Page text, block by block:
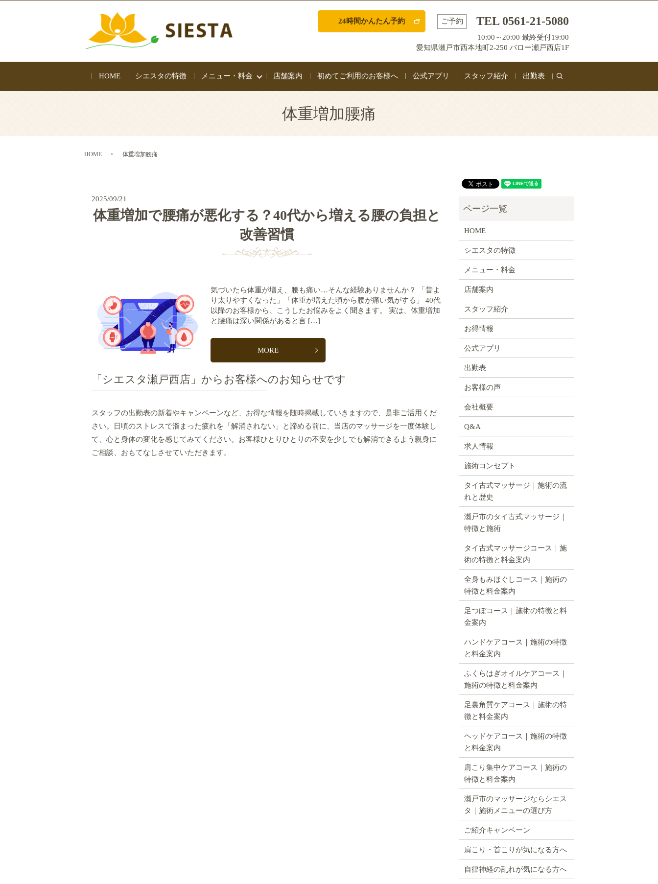
24時間かんたん予約 ご予約 TEL 0561-21-5080
10:00～20:00 最終受付19:00
愛知県瀬戸市西本地町2-250 バロー瀬戸西店1F
HOME シエスタの特徴 メニュー・料金 店舗案内 初めてご利用のお客様へ 公式アプリ スタッフ紹介 出勤表
search
体重増加腰痛
HOME 体重増加腰痛
2025/09/21
体重増加で腰痛が悪化する？40代から増える腰の負担と
改善習慣
気づいたら体重が増え、腰も痛い…そんな経験ありませんか？ 「昔よ
り太りやすくなった」「体重が増えた頃から腰が痛い気がする」 40代
以降のお客様から、こうしたお悩みをよく聞きます。 実は、体重増加
と腰痛は深い関係があると言 […]
MORE
「シエスタ瀬戸西店」からお客様へのお知らせです
スタッフの出勤表の新着やキャンペーンなど、お得な情報を随時掲載していきますので、是非ご活用くだ
さい。日頃のストレスで溜まった疲れを「解消されない」と諦める前に、当店のマッサージを一度体験し
て、心と身体の変化を感じてみてください。お客様ひとりひとりの不安を少しでも解消できるよう親身に
ご相談、おもてなしさせていただきます。
HOME
シエスタの特徴
メニュー・料金
店舗案内
スタッフ紹介
お得情報
公式アプリ
出勤表
お客様の声
会社概要
Q&A
求人情報
施術コンセプト
タイ古式マッサージ｜施術の流
れと歴史
瀬戸市のタイ古式マッサージ｜
特徴と施術
タイ古式マッサージコース｜施
術の特徴と料金案内
全身もみほぐしコース｜施術の
特徴と料金案内
足つぼコース｜施術の特徴と料
金案内
ハンドケアコース｜施術の特徴
と料金案内
ふくらはぎオイルケアコース｜
施術の特徴と料金案内
足裏角質ケアコース｜施術の特
徴と料金案内
ヘッドケアコース｜施術の特徴
と料金案内
肩こり集中ケアコース｜施術の
特徴と料金案内
瀬戸市のマッサージならシエス
タ｜施術メニューの選び方
ご紹介キャンペーン
肩こり・首こりが気になる方へ
自律神経の乱れが気になる方へ